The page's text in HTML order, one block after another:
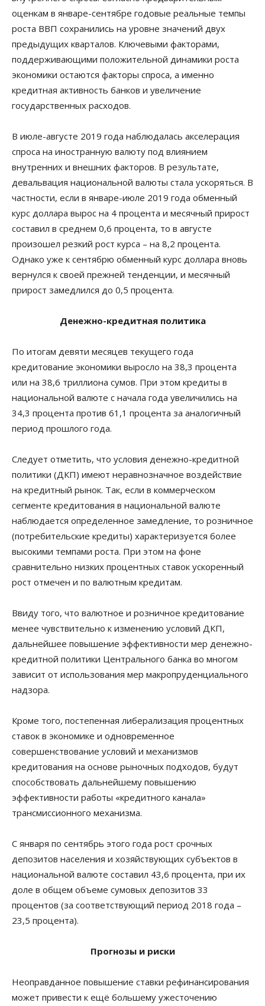
оценкам в январе-сентябре годовые реальные темпы
роста ВВП сохранились на уровне значений двух
предыдущих кварталов. Ключевыми факторами,
поддерживающими положительной динамики роста
экономики остаются факторы спроса, а именно
кредитная активность банков и увеличение
государственных расходов.
В июле-августе 2019 года наблюдалась акселерация
спроса на иностранную валюту под влиянием
внутренних и внешних факторов. В результате,
девальвация национальной валюты стала ускоряться. В
частности, если в январе-июле 2019 года обменный
курс доллара вырос на 4 процента и месячный прирост
составил в среднем 0,6 процента, то в августе
произошел резкий рост курса – на 8,2 процента.
Однако уже к сентябрю обменный курс доллара вновь
вернулся к своей прежней тенденции, и месячный
прирост замедлился до 0,5 процента.
Денежно-кредитная политика
По итогам девяти месяцев текущего года
кредитование экономики выросло на 38,3 процента
или на 38,6 триллиона сумов. При этом кредиты в
национальной валюте с начала года увеличились на
34,3 процента против 61,1 процента за аналогичный
период прошлого года.
Следует отметить, что условия денежно-кредитной
политики (ДКП) имеют неравнозначное воздействие
на кредитный рынок. Так, если в коммерческом
сегменте кредитования в национальной валюте
наблюдается определенное замедление, то розничное
(потребительские кредиты) характеризуется более
высокими темпами роста. При этом на фоне
сравнительно низких процентных ставок ускоренный
рост отмечен и по валютным кредитам.
Ввиду того, что валютное и розничное кредитование
менее чувствительно к изменению условий ДКП,
дальнейшее повышение эффективности мер денежно-
кредитной политики Центрального банка во многом
зависит от использования мер макропруденциального
надзора.
Кроме того, постепенная либерализация процентных
ставок в экономике и одновременное
совершенствование условий и механизмов
кредитования на основе рыночных подходов, будут
способствовать дальнейшему повышению
эффективности работы «кредитного канала»
трансмиссионного механизма.
С января по сентябрь этого года рост срочных
депозитов населения и хозяйствующих субъектов в
национальной валюте составил 43,6 процента, при их
доле в общем объеме сумовых депозитов 33
процентов (за соответствующий период 2018 года –
23,5 процента).
Прогнозы и риски
Неоправданное повышение ставки рефинансирования
может привести к ещё большему ужесточению